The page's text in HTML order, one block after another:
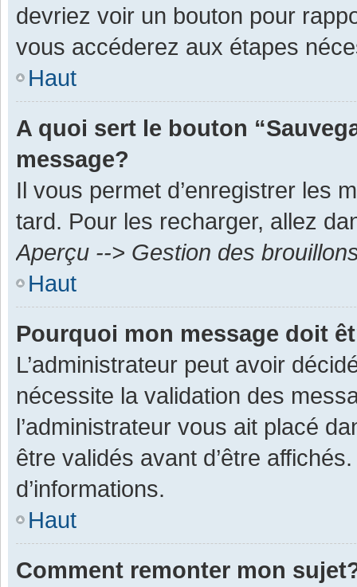
devriez voir un bouton pour
vous accéderez aux étapes
Haut
A quoi sert le bouton
message?
Il vous permet d’enregistrer les
tard. Pour les recharger, allez
Aperçu --> Gestion des
Haut
Pourquoi mon message doit
L’administrateur peut avoir
nécessite la validation des
l’administrateur vous ait placé
être validés avant d’être
d’informations.
Haut
Comment remonter mon